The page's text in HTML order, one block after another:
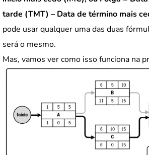
tarde (TMT) – Data de término mais
pode usar qualquer uma das duas
será o mesmo.
Mas, vamos ver como isso funciona na